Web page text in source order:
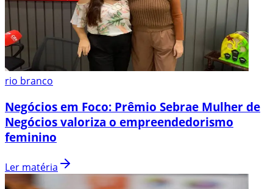
rio branco
Negócios em Foco: Prêmio Sebrae Mulher de
Negócios valoriza o empreendedorismo
feminino
Ler matéria